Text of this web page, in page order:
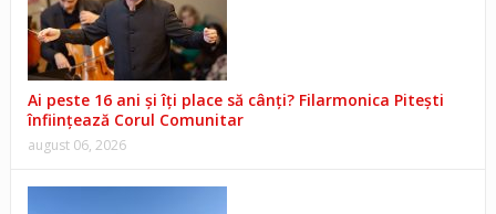
Ai peste 16 ani și îți place să cânți? Filarmonica Pitești
înființează Corul Comunitar
august 06, 2026